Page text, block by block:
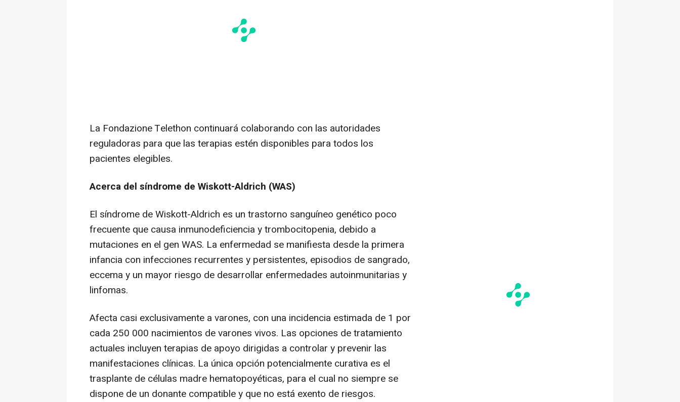
La Fondazione Telethon continuará colaborando con las autoridades
reguladoras para que las terapias estén disponibles para todos los
pacientes elegibles.
Acerca del síndrome de Wiskott-Aldrich (WAS)
El síndrome de Wiskott-Aldrich es un trastorno sanguíneo genético poco
frecuente que causa inmunodeficiencia y trombocitopenia, debido a
mutaciones en el gen WAS. La enfermedad se manifiesta desde la primera
infancia con infecciones recurrentes y persistentes, episodios de sangrado,
eccema y un mayor riesgo de desarrollar enfermedades autoinmunitarias y
linfomas.
Afecta casi exclusivamente a varones, con una incidencia estimada de 1 por
cada 250 000 nacimientos de varones vivos. Las opciones de tratamiento
actuales incluyen terapias de apoyo dirigidas a controlar y prevenir las
manifestaciones clínicas. La única opción potencialmente curativa es el
trasplante de células madre hematopoyéticas, para el cual no siempre se
dispone de un donante compatible y que no está exento de riesgos.